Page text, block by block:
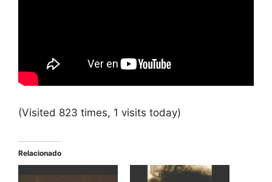
(Visited 823 times, 1 visits today)
Relacionado